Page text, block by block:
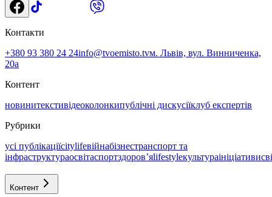
Контакти
+380 93 380 24 24info@tvoemisto.tvм. Львів, вул. Винниченка,
20а
Контент
новинитекстивідеоколонкипублічні дискусіїклуб експертів
Рубрики
усі публікаціїcitylifeвійнабізнестранспорт та
інфраструктураосвітаспортздоровʼяlifestyleкультураініціативи
Контент